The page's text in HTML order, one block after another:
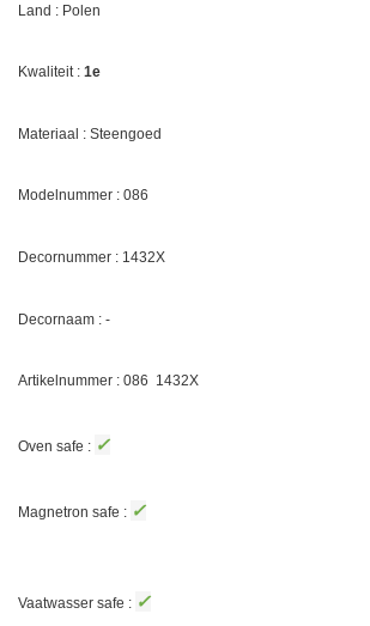
Land : Polen
Kwaliteit : 1e
Materiaal : Steengoed
Modelnummer : 086
Decornummer : 1432X
Decornaam : -
Artikelnummer : 086 1432X
Oven safe : ✓
Magnetron safe : ✓
Vaatwasser safe : ✓